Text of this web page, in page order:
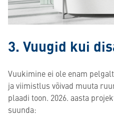
3. Vuugid kui
Vuukimine ei ole enam
ja viimistlus võivad muuta
plaadi toon. 2026. aasta
suunda: